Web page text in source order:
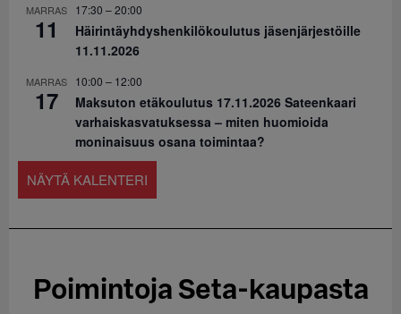
MARRAS
11
17:30 –20:00
Häirintäyhdyshenkilökoulutus jäsenjärjestöille
11.11.2026
MARRAS
17
10:00 – 12:00
Maksuton etäkoulutus 17.11.2026 Sateenkaari
varhaiskasvatuksessa – miten huomioida
moninaisuus osana toimintaa?
NÄYTÄ KALENTERI
Poimintoja Seta-kaupasta